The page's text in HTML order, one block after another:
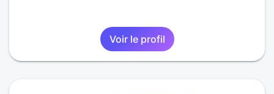
Voir le profil